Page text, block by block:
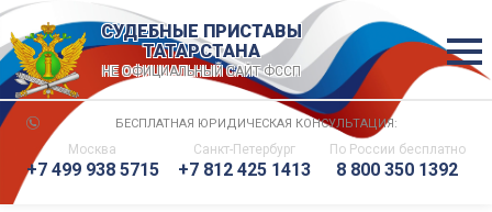
СУДЕБНЫЕ ПРИСТАВЫ
ТАТАРСТАНА
НЕ ОФИЦИАЛЬНЫЙ САЙТ ФССП
БЕСПЛАТНАЯ ЮРИДИЧЕСКАЯ КОНСУЛЬТАЦИЯ:
Москва
+7 499 938 5715
Санкт-Петербург
+7 812 425 1413
По России бесплатно
8 800 350 1392